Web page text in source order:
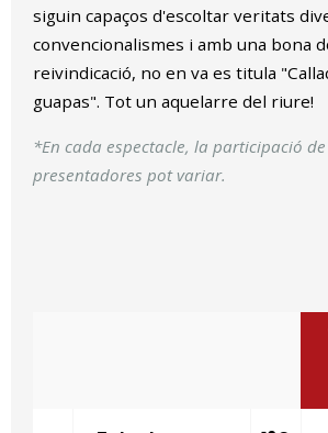
siguin capaços d'escoltar veritats
convencionalismes i amb una bona
reivindicació, no en va es titula
guapas". Tot un aquelarre del riure!
*En cada espectacle, la participació de
presentadores pot variar.